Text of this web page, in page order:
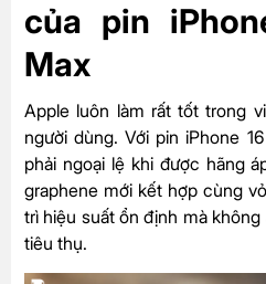
của pin
Max
Apple luôn làm rất tốt trong
người dùng. Với pin iPhone
phải ngoại lệ khi được hãng
graphene mới kết hợp cùng
trì hiệu suất ổn định mà
tiêu thụ.